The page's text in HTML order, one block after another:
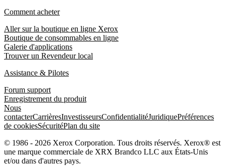
Comment acheter
Aller sur la boutique en ligne Xerox
Boutique de consommables en ligne
Galerie d'applications
Trouver un Revendeur local
Assistance & Pilotes
Forum support
Enregistrement du produit
Nous
contacterCarrièresInvestisseursConfidentialitéJuridiquePréférences
de cookiesSécuritéPlan du site
© 1986 - 2026 Xerox Corporation. Tous droits réservés. Xerox® est
une marque commerciale de XRX Brandco LLC aux États-Unis
et/ou dans d'autres pays.